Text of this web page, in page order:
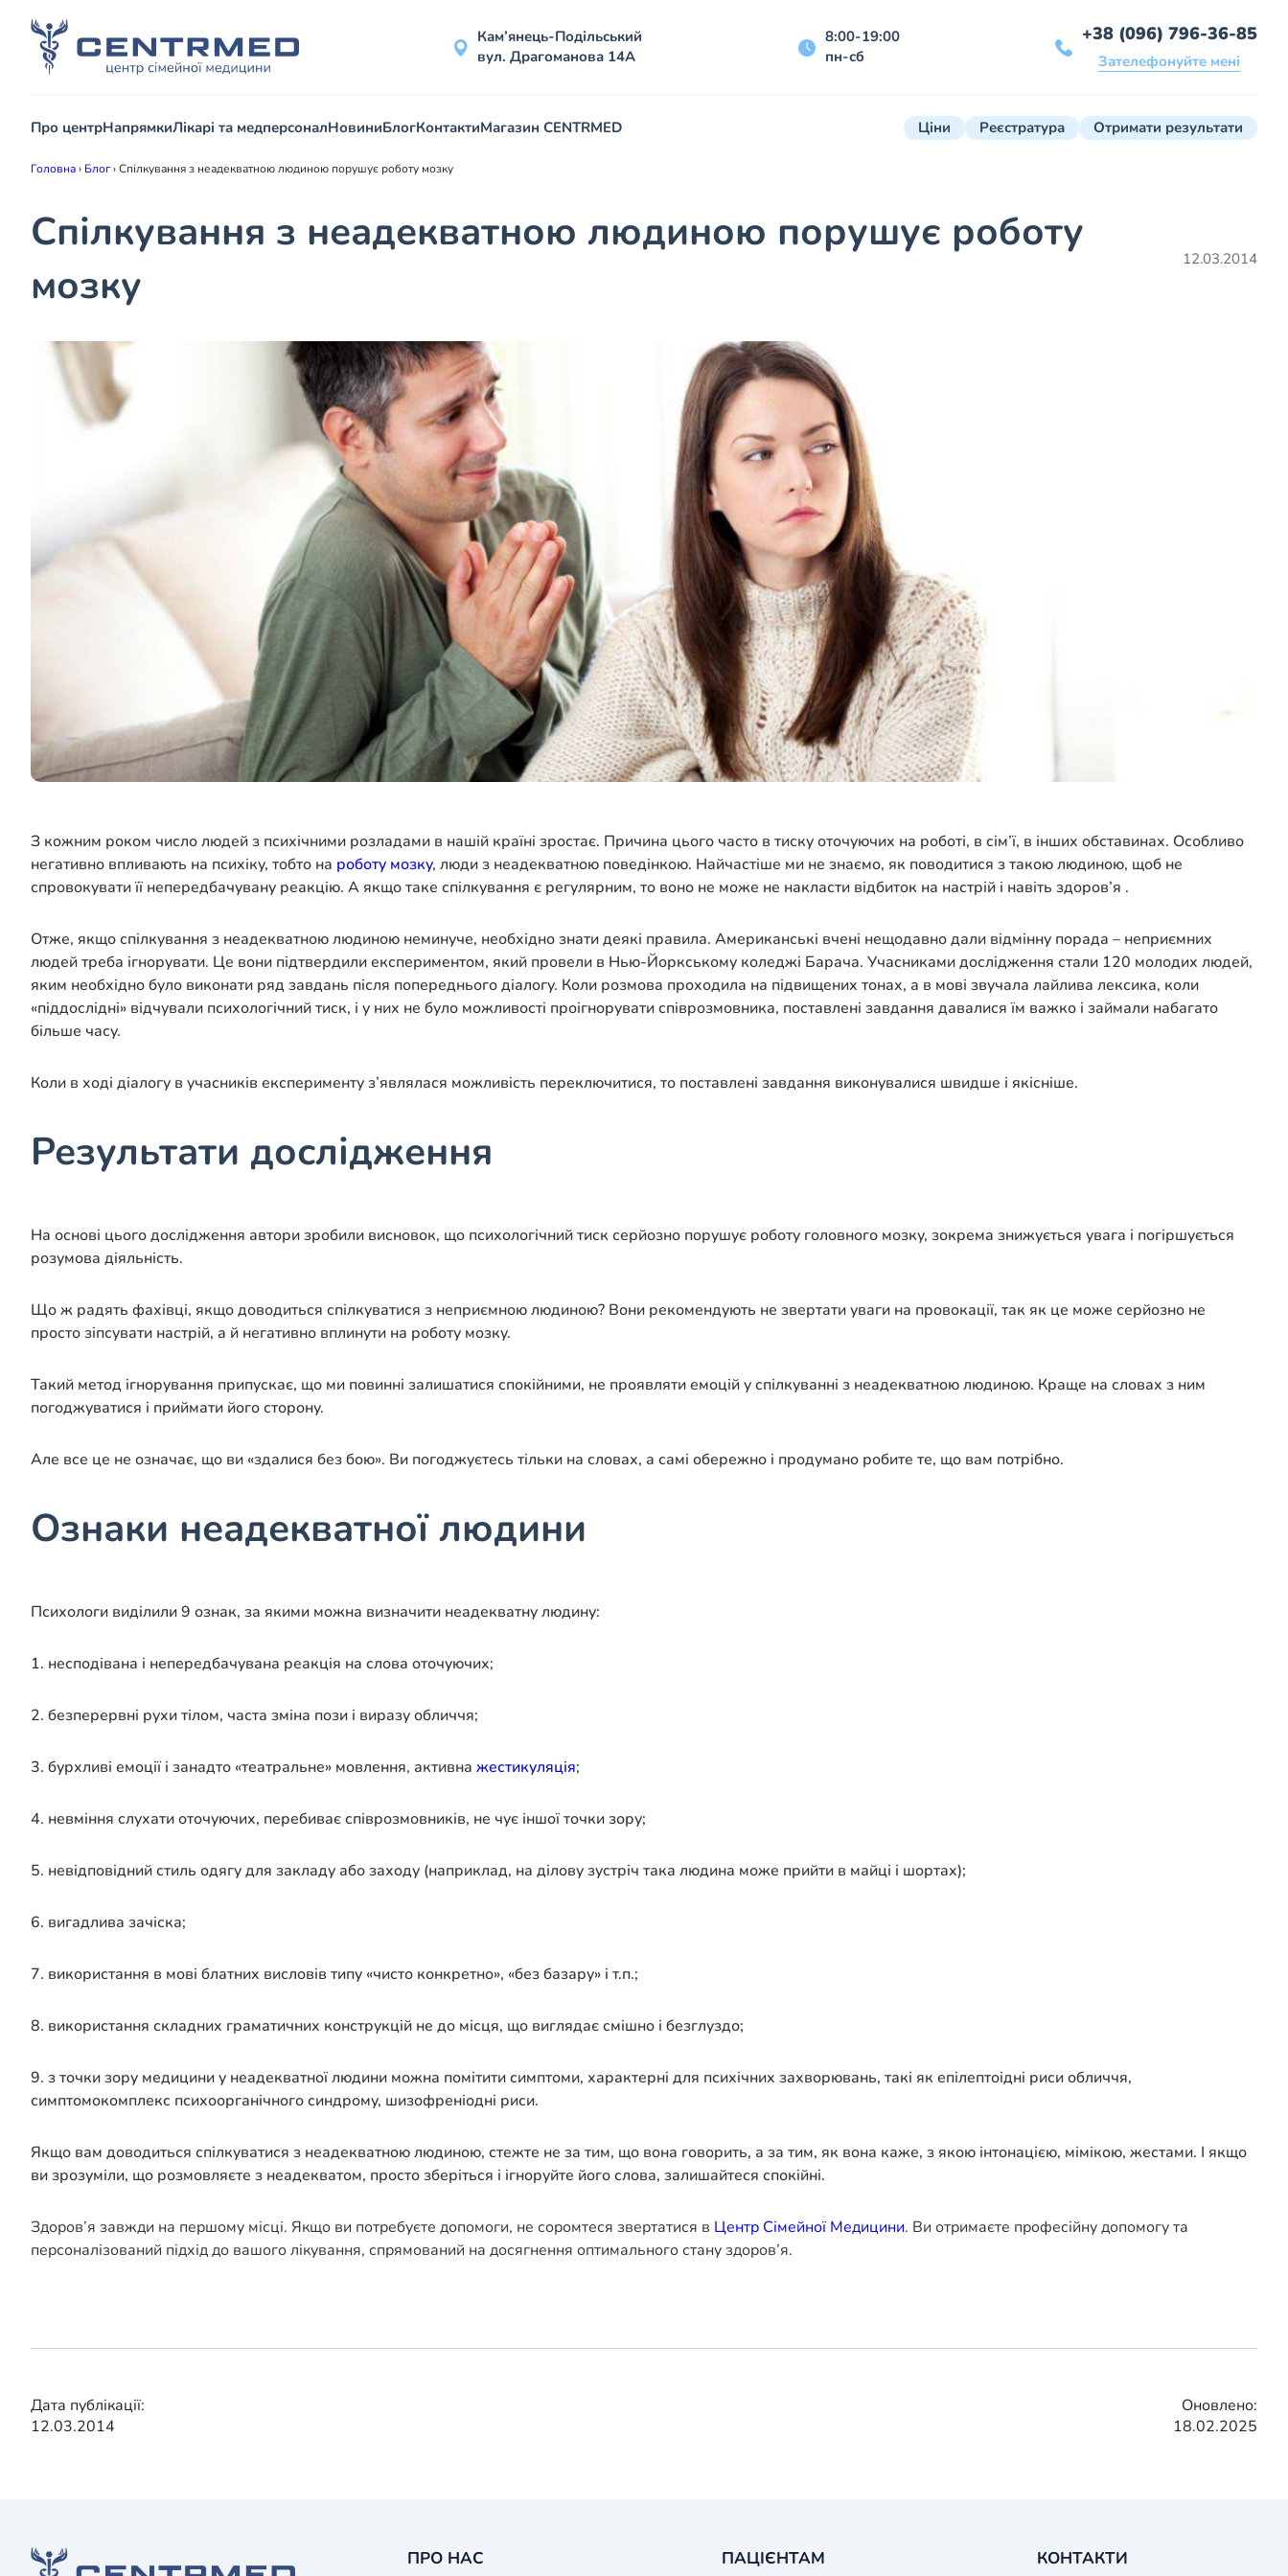
Кам’янець-Подільський
вул. Драгоманова 14А
8:00-19:00
пн-сб
+38 (096) 796-36-85
Зателефонуйте мені
Про центрНапрямкиЛікарі та медперсоналНовиниБлогКонтактиМагазин CENTRMED Ціни Реєстратура Отримати результати
Головна› Блог›Спілкування з неадекватною людиною порушує роботу мозку
Спілкування з неадекватною людиною порушує роботу
мозку
12.03.2014
З кожним роком число людей з психічними розладами в нашій країні зростає. Причина цього часто в тиску оточуючих на роботі, в сім’ї, в інших обставинах. Особливо
негативно впливають на психіку, тобто на роботу мозку, люди з неадекватною поведінкою. Найчастіше ми не знаємо, як поводитися з такою людиною, щоб не
спровокувати її непередбачувану реакцію. А якщо таке спілкування є регулярним, то воно не може не накласти відбиток на настрій і навіть здоров’я .
Отже, якщо спілкування з неадекватною людиною неминуче, необхідно знати деякі правила. Американські вчені нещодавно дали відмінну порада – неприємних
людей треба ігнорувати. Це вони підтвердили експериментом, який провели в Нью-Йоркському коледжі Барача. Учасниками дослідження стали 120 молодих людей,
яким необхідно було виконати ряд завдань після попереднього діалогу. Коли розмова проходила на підвищених тонах, а в мові звучала лайлива лексика, коли
«піддослідні» відчували психологічний тиск, і у них не було можливості проігнорувати співрозмовника, поставлені завдання давалися їм важко і займали набагато
більше часу.
Коли в ході діалогу в учасників експерименту з’являлася можливість переключитися, то поставлені завдання виконувалися швидше і якісніше.
Результати дослідження
На основі цього дослідження автори зробили висновок, що психологічний тиск серйозно порушує роботу головного мозку, зокрема знижується увага і погіршується
розумова діяльність.
Що ж радять фахівці, якщо доводиться спілкуватися з неприємною людиною? Вони рекомендують не звертати уваги на провокації, так як це може серйозно не
просто зіпсувати настрій, а й негативно вплинути на роботу мозку.
Такий метод ігнорування припускає, що ми повинні залишатися спокійними, не проявляти емоцій у спілкуванні з неадекватною людиною. Краще на словах з ним
погоджуватися і приймати його сторону.
Але все це не означає, що ви «здалися без бою». Ви погоджуєтесь тільки на словах, а самі обережно і продумано робите те, що вам потрібно.
Ознаки неадекватної людини
Психологи виділили 9 ознак, за якими можна визначити неадекватну людину:
1. несподівана і непередбачувана реакція на слова оточуючих;
2. безперервні рухи тілом, часта зміна пози і виразу обличчя;
3. бурхливі емоції і занадто «театральне» мовлення, активна жестикуляція;
4. невміння слухати оточуючих, перебиває співрозмовників, не чує іншої точки зору;
5. невідповідний стиль одягу для закладу або заходу (наприклад, на ділову зустріч така людина може прийти в майці і шортах);
6. вигадлива зачіска;
7. використання в мові блатних висловів типу «чисто конкретно», «без базару» і т.п.;
8. використання складних граматичних конструкцій не до місця, що виглядає смішно і безглуздо;
9. з точки зору медицини у неадекватної людини можна помітити симптоми, характерні для психічних захворювань, такі як епілептоідні риси обличчя,
симптомокомплекс психоорганічного синдрому, шизофреніодні риси.
Якщо вам доводиться спілкуватися з неадекватною людиною, стежте не за тим, що вона говорить, а за тим, як вона каже, з якою інтонацією, мімікою, жестами. І якщо
ви зрозуміли, що розмовляєте з неадекватом, просто зберіться і ігноруйте його слова, залишайтеся спокійні.
Здоров’я завжди на першому місці. Якщо ви потребуєте допомоги, не соромтеся звертатися в Центр Сімейної Медицини. Ви отримаєте професійну допомогу та
персоналізований підхід до вашого лікування, спрямований на досягнення оптимального стану здоров’я.
Дата публікації:
12.03.2014
Оновлено:
18.02.2025
ПРО НАС ПАЦІЄНТАМ КОНТАКТИ